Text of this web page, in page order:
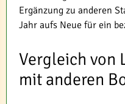
Ergänzung zu anderen
Jahr aufs Neue für ein
Vergleich von
mit anderen